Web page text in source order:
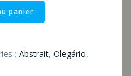
panier
: Abstrait, Olegário,